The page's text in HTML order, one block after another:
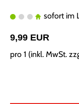
sofort im
9,99 EUR
pro 1 (inkl. MwSt.